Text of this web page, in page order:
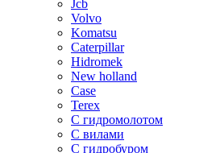
Jcb
Volvo
Komatsu
Caterpillar
Hidromek
New holland
Case
Terex
С гидромолотом
С вилами
С гидробуром